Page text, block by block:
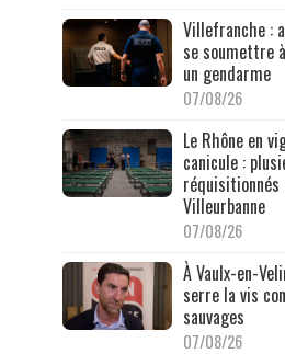
Villefranche :
se soumettre
un gendarme
07/08/26
Le Rhône en
canicule :
réquisitionnés
Villeurbanne
07/08/26
À Vaulx-en-
serre la vis
sauvages
07/08/26